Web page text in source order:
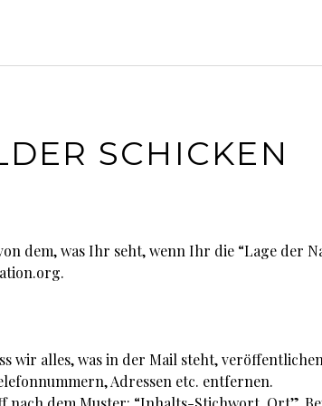
SCHICKEN
dem, was Ihr seht, wenn Ihr die “Lage der
wir alles, was in der Mail steht,
Adressen etc. entfernen.